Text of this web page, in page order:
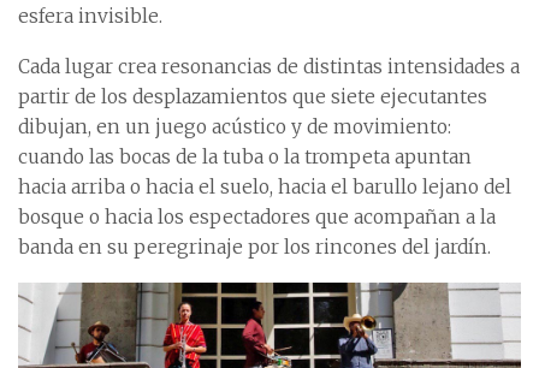
esfera invisible.
Cada lugar crea resonancias de distintas intensidades a
partir de los desplazamientos que siete ejecutantes
dibujan, en un juego acústico y de movimiento:
cuando las bocas de la tuba o la trompeta apuntan
hacia arriba o hacia el suelo, hacia el barullo lejano del
bosque o hacia los espectadores que acompañan a la
banda en su peregrinaje por los rincones del jardín.